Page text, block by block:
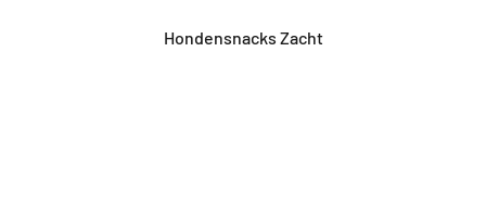
Hondensnacks Zacht